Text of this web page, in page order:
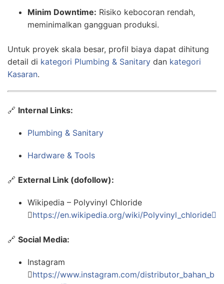
Minim Downtime: Risiko kebocoran rendah,
meminimalkan gangguan produksi.
Untuk proyek skala besar, profil biaya dapat dihitung
detail di kategori Plumbing & Sanitary dan kategori
Kasaran.
🔗 Internal Links:
Plumbing & Sanitary
Hardware & Tools
🔗 External Link (dofollow):
Wikipedia – Polyvinyl Chloride
https://en.wikipedia.org/wiki/Polyvinyl_chloride
🔗 Social Media:
Instagram
https://www.instagram.com/distributor_bahan_b